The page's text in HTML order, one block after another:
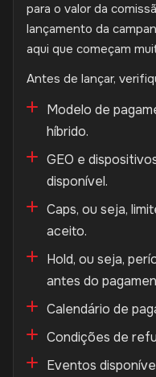
para o valor da
lançamento da
aqui que começam
Antes de lançar,
Modelo de
híbrido.
GEO e
disponível.
Caps, ou seja,
aceito.
Hold, ou seja,
antes do
Calendário de
Condições de
Eventos